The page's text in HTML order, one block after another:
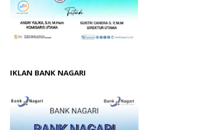
IKLAN BANK NAGARI